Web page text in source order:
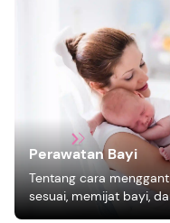
Perawatan Bayi
Tentang cara
sesuai, memijat bayi,
bagi pertumbuhan bayi.